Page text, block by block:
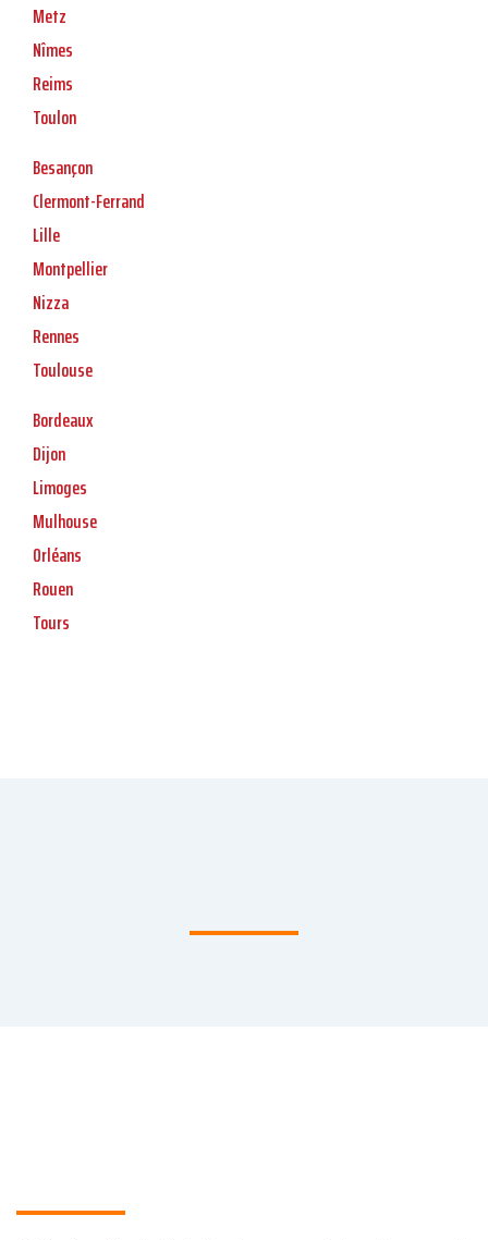
Metz
Nîmes
Reims
Toulon
Besançon
Clermont-Ferrand
Lille
Montpellier
Nizza
Rennes
Toulouse
Bordeaux
Dijon
Limoges
Mulhouse
Orléans
Rouen
Tours